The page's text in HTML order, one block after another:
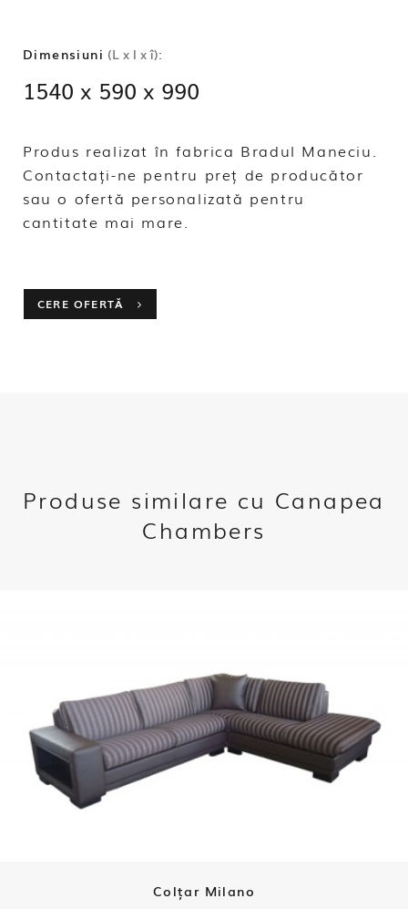
Dimensiuni (L x l x î):
1540 x 590 x 990
Produs realizat în fabrica Bradul Maneciu.
Contactați-ne pentru preț de producător
sau o ofertă personalizată pentru
cantitate mai mare.
CERE OFERTĂ
Produse similare cu Canapea
Chambers
Colțar Milano